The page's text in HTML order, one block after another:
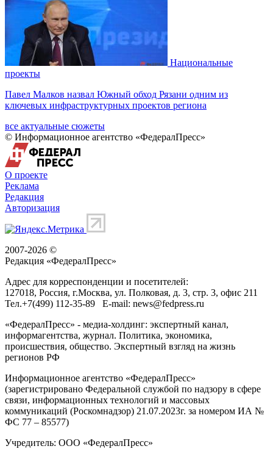
Национальные
проекты
Павел Малков назвал Южный обход Рязани одним из
ключевых инфраструктурных проектов региона
все актуальные сюжеты
© Информационное агентство «ФедералПресс»
О проекте
Реклама
Редакция
Авторизация
2007-2026 ©
Редакция «ФедералПресс»
Адрес для корреспонденции и посетителей:
127018, Россия, г.Москва, ул. Полковая, д. 3, стр. 3, офис 211
Тел.+7(499) 112-35-89 E-mail: news@fedpress.ru
«ФедералПресс» - медиа-холдинг: экспертный канал,
информагентства, журнал. Политика, экономика,
происшествия, общество. Экспертный взгляд на жизнь
регионов РФ
Информационное агентство «ФедералПресс»
(зарегистрировано Федеральной службой по надзору в сфере
связи, информационных технологий и массовых
коммуникаций (Роскомнадзор) 21.07.2023г. за номером ИА №
ФС 77 – 85577)
Учредитель: ООО «ФедералПресс»